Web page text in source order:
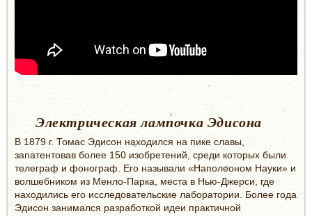
Электрическая лампочка Эдисона
В 1879 г. Томас Эдисон находился на пике славы,
запатентовав более 150 изобретений, среди которых были
телеграф и фонограф. Его называли «Наполеоном Науки» и
волшебником из Менло-Парка, места в Нью-Джерси, где
находились его исследовательские лаборатории. Более года
Эдисон занимался разработкой идеи практичной